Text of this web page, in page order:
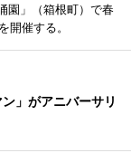
園」（箱根町）で春
開催する。
」がアニバーサリ